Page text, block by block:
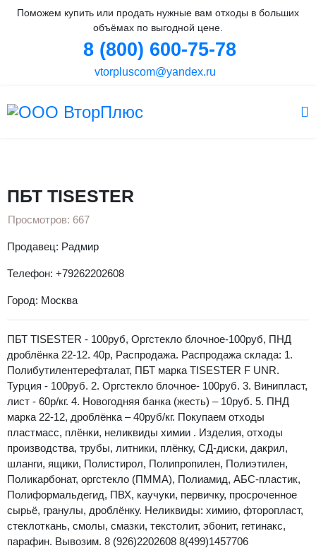
Поможем купить или продать нужные вам отходы в больших
объёмах по выгодной цене.
8 (800) 600-75-78
vtorpluscom@yandex.ru
ПБТ TISESTER
Просмотров: 667
Продавец: Радмир
Телефон: +79262202608
Город: Москва
ПБТ TISESTER - 100руб, Оргстекло блочное-100руб, ПНД
дроблёнка 22-12. 40р, Распродажа. Распродажа склада: 1.
Полибутилентерефталат, ПБТ марка TISESTER F UNR.
Турция - 100руб. 2. Оргстекло блочное- 100руб. 3. Винипласт,
лист - 60р/кг. 4. Новогодняя банка (жесть) – 10руб. 5. ПНД
марка 22-12, дроблёнка – 40руб/кг. Покупаем отходы
пластмасс, плёнки, неликвиды химии . Изделия, отходы
производства, трубы, литники, плёнку, СД-диски, дакрил,
шланги, ящики, Полистирол, Полипропилен, Полиэтилен,
Поликарбонат, оргстекло (ПММА), Полиамид, АБС-пластик,
Полиформальдегид, ПВХ, каучуки, первичку, просроченное
сырьё, гранулы, дроблёнку. Неликвиды: химию, фторопласт,
стеклоткань, смолы, смазки, текстолит, эбонит, гетинакс,
парафин. Вывозим. 8 (926)2202608 8(499)1457706